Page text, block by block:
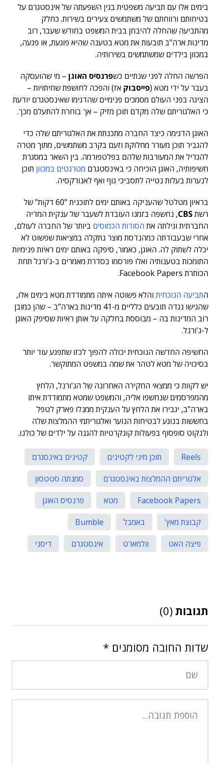
בימים אלו עם תביעה משפטית בגין השפעתה של אינסטגרם על
בטיחותם ורווחתם של משתמשים צעירים בשירות. כחלק
מהתביעה שהחלה להיבחן בבית המשפט בחודש שעבר, רוב
מדינות ארה"ב תובעות את מטא בטענה שהיא פוגעת, או פגעה,
במכוון בילדים שמשתמשים בשירותיה.
הפרשה החלה לפני שנתיים כשפרנסיס האוגן – מי שהועסקה
בעבר על ידי מטא (פייסבוק אז) והפכה לחושפת שחיתויות –
הציגה בפני העולם מסמכים פנימיים שהדגימו שאינסטגרם יודעת
כי האלגוריתם שלה מקדם תוכן מזיק – אך בוחרת להתעלם מכך.
האוגן הדגימה כיצד החברה מתכנתת את האלגוריתם שלה כדי
להגביר תוכן מעורר מחלוקת וזעם בקרב משתמשים, מתוך מטרה
להגדיל את המעורבות שלהם בפלטפורמה. בין השאר במסגרת
חשיפותיה, האוגן הוכיחה כי באינסטגרם מטרגטים במכוון תוכן
לנערות בעלות נטייה לתסביכי גוף ואף לאנורקסיה.
בראיון מטלטל שהעניקה באותם ימים לתוכנית "60 דקות" של
רשתCBS, נחשפה בזמנו העובדת לשעבר של ענקית המדיה
החברתית וגילתה את הסודות הכמוסים ביותר של החברה לעולם,
אחרי שבעבודתה כמהנדסת מוצר נתקלה במציאות שפשוט לא
יכלה לשתוק לה. האוגן, כאמור, סיפקה באותם ימים ראיות פנימיות
התומכות בטענותיה ואלו פורסמו בסדרת מאמרים ב-ג'ורנל תחת
הכותרת Facebook Papers.
התביעה הנוכחית והלא פשוטה איתה מתמודדת מטא בימים אלו,
שהגישו נגדה תובעים כלליים מ-41 מדינות בארה"ב – שהן כמובן
רוב המדינות בה – מבוססת בחלקה על אותן ראיות שסיפק האוגן
ל-ג'ורנל.
החשיפה החדשה הנוכחית יכולה להפוך לכזו שתפגע עוד יותר
בסיכויה של מטא לטהר את שמה במשפט המתוקשר.
יש לקוות כי ממצאי החקירה האחרונה של הג'ורנל, הלחץ
מהמפרסמים שנחשפו אליה, והמשפט שמטא מתמודדת איתו
בארה"ב, יגבירו את הלחץ על הענקית ממנלו פארק לטפל
בחששות בנוגע לבטיחות הנוער ואלגוריתמי ההמלצות שלה
ולנקוט סופסוף בפעולות קונקרטיות להגנה על ילדים של כולנו.
Reels תוכן מיני לקטינים
קטינים באינסגרם
אלגוריתם ההמלצות באינסטגרם
סמנתה סטטסון
Facebook Papers
מטא
פרנסיס האוגן
קבוצת מאץ'
באמבל
Bumble
פיצה האט
וולמארט אינסטגרם דיסני
תגובות (0)
שדות החובה מסומנים *